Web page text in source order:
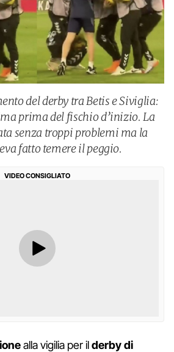
del derby tra Betis e Siviglia:
prima del fischio d’inizio. La
senza troppi problemi ma la
fatto temere il peggio.
VIDEO CONSIGLIATO
alla vigilia per ilderby di